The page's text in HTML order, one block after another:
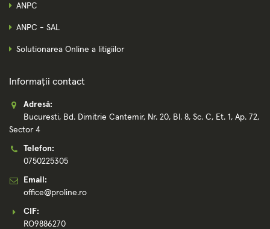
ANPC
ANPC - SAL
Solutionarea Online a litigiilor
Informații contact
Adresă:
Bucuresti, Bd. Dimitrie Cantemir, Nr. 20, Bl. 8, Sc. C, Et. 1, Ap. 72,
Sector 4
Telefon:
0750225305
Email:
office@proline.ro
CIF:
RO9886270